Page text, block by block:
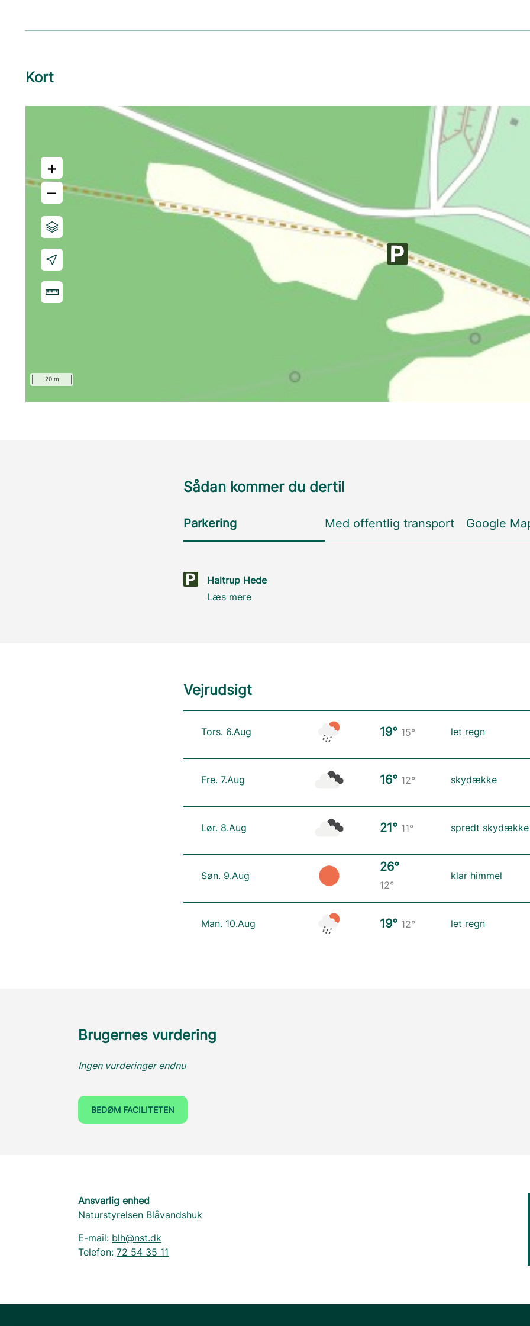
Kort
+
–
20 m
Sådan kommer du dertil
Parkering Med offentlig transport Google
Haltrup Hede
Læs mere
Vejrudsigt
Tors. 6.Aug 19° 15° let regn
Fre. 7.Aug 16° 12° skydække
Lør. 8.Aug 21° 11° spredt skydække
Søn. 9.Aug
26°
12°
klar himmel
Man. 10.Aug 19° 12° let regn
Brugernes vurdering
Ingen vurderinger endnu
BEDØM FACILITETEN
Ansvarlig enhed
Naturstyrelsen Blåvandshuk
E-mail: blh@nst.dk
Telefon: 72 54 35 11